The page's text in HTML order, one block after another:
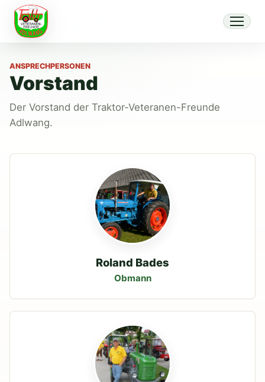
ANSPRECHPERSONEN
Vorstand
Der Vorstand der Traktor-Veteranen-Freunde
Adlwang.
Roland Bades
Obmann